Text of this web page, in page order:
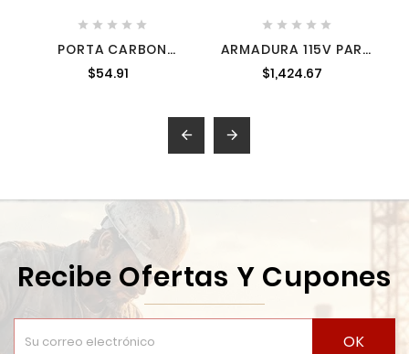
    
PORTA CARBON
6386141 6386141
$54.91
    
ARMADURA 115V PARA
LS1040 MAKITA
5167162
$1,424.67
 
Recibe Ofertas Y Cupones
OK